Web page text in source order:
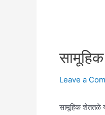
Leave a
सामूहिक शेततळे